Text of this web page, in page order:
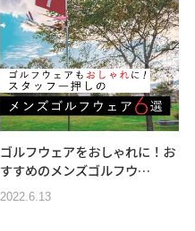
ゴルフウェアをおしゃれに！お
すすめのメンズゴルフウ…
2022.6.13